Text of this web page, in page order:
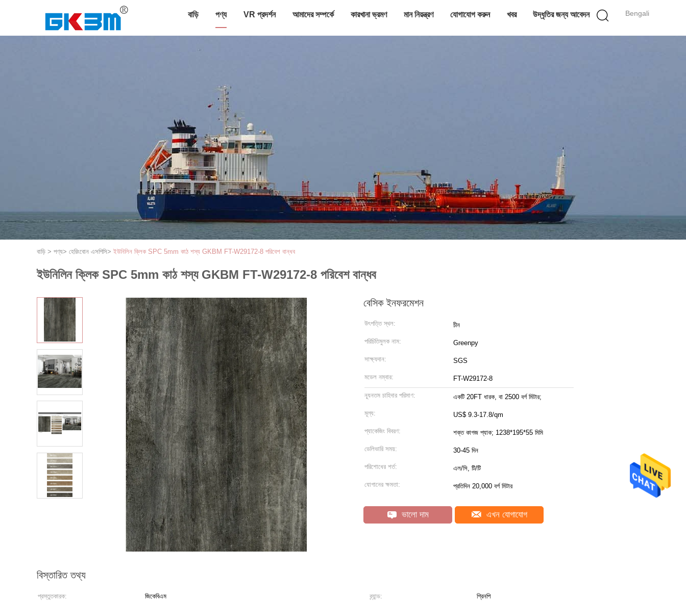
Bengali
বাড়ি পণ্য VR প্রদর্শন আমাদের সম্পর্কে কারখানা ভ্রমণ মান নিয়ন্ত্রণ যোগাযোগ করুন খবর উদ্ধৃতির জন্য আবেদন
বাড়ি > পণ্য> হেরিংবোন এসপিসি> ইউনিলিন ক্লিক SPC 5mm কাঠ শস্য GKBM FT-W29172-8 পরিবেশ বান্ধব
ইউনিলিন ক্লিক SPC 5mm কাঠ শস্য GKBM FT-W29172-8 পরিবেশ বান্ধব
বেসিক ইনফরমেশন
উৎপত্তি স্থল: চীন
পরিচিতিমুলক নাম: Greenpy
সাক্ষ্যদান: SGS
মডেল নম্বার: FT-W29172-8
ন্যূনতম চাহিদার পরিমাণ: একটি 20FT ধারক, বা 2500 বর্গ মিটার;
মূল্য: US$ 9.3-17.8/qm
প্যাকেজিং বিবরণ: শক্ত কাগজ প্যাক; 1238*195*55 মিমি
ডেলিভারি সময়: 30-45 দিন
পরিশোধের শর্ত: এল/সি, টি/টি
যোগানের ক্ষমতা: প্রতিদিন 20,000 বর্গ মিটার
ভালো দাম এখন যোগাযোগ
বিস্তারিত তথ্য
প্রস্তুতকারক: জিকেবিএম ব্র্যান্ড:
গ্রিনপি